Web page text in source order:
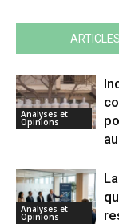
Analyses et
Opinions
Analyses et
Opinions